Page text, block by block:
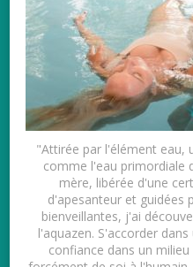
" Aquazen, le temps
profondeur de moi-même,
de l’eau, dans le rythme de
eau de juillet…Un grand
retour à la Source et à la